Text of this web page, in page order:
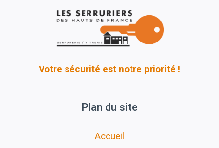
Votre sécurité est notre priorité !
Plan du site
Accueil